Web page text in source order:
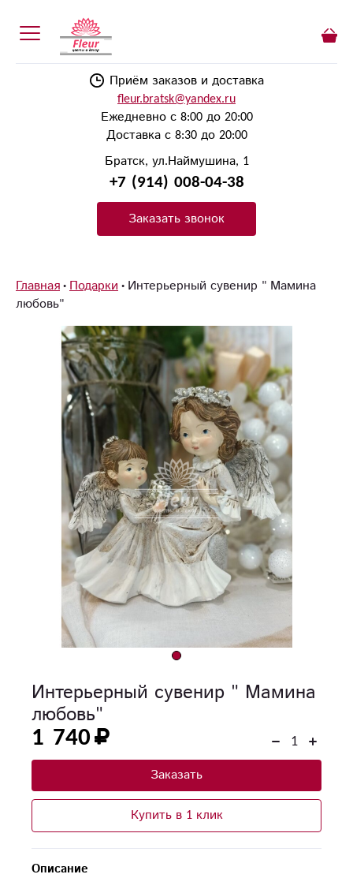
Приём заказов и доставка
fleur.bratsk@yandex.ru
Ежедневно с 8:00 до 20:00
Доставка с 8:30 до 20:00
Братск, ул.Наймушина, 1
+7 (914) 008-04-38
Заказать звонок
Главная Подарки Интерьерный сувенир " Мамина
любовь"
Интерьерный сувенир " Мамина
любовь"
1 740
Заказать
Купить в 1 клик
Описание